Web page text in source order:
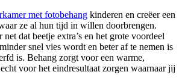
met fotobehang kinderen en creëer een
ze al hun tijd in willen doorbrengen.
dat beetje extra’s en het grote voordeel
snel vies wordt en beter af te nemen is
is. Behang zorgt voor een warme,
voor het eindresultaat zorgen waarnaar jij